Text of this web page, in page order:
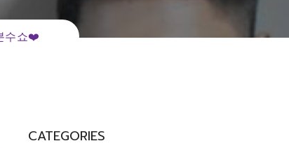
수쇼❤️
CATEGORIES